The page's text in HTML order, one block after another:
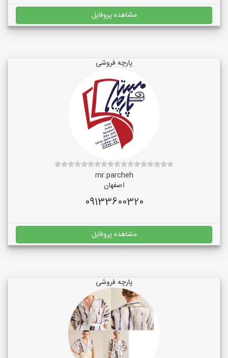
مشاهده پروفایل
پارچه فروشی
mr.parcheh
اصفهان
09133600320
مشاهده پروفایل
پارچه فروشی